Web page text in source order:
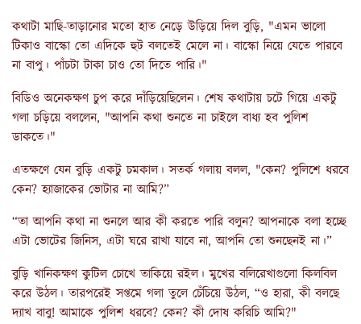
কথাটা মাছি-তাড়ানোর মতো হাত নেড়ে উড়িয়ে দিল বুড়ি, "এমন ভালো
টিকাও বাস্কো তো এদিকে হুট বলতেই মেলে না। বাস্কো নিয়ে যেতে পারবে
না বাপু। পাঁচটা টাকা চাও তো দিতে পারি।"
বিডিও অনেকক্ষণ চুপ করে দাঁড়িয়েছিলেন। শেষ কথাটায় চটে গিয়ে একটু
গলা চড়িয়ে বললেন, "আপনি কথা শুনতে না চাইলে বাধ্য হব পুলিশ
ডাকতে।"
এতক্ষণে যেন বুড়ি একটু চমকাল। সতর্ক গলায় বলল, "কেন? পুলিশে ধরবে
কেন? হ্যাজাকের ভোটার না আমি?”
“তা আপনি কথা না শুনলে আর কী করতে পারি বলুন? আপনাকে বলা হচ্ছে
এটা ভোটের জিনিস, এটা ঘরে রাখা যাবে না, আপনি তো শুনছেনই না।”
বুড়ি খানিকক্ষণ কুটিল চোখে তাকিয়ে রইল। মুখের বলিরেখাগুলো কিলবিল
করে উঠল। তারপরেই সপ্তমে গলা তুলে চেঁচিয়ে উঠল, “ও হারা, কী বলছে
দ্যাখ বাবু! আমাকে পুলিশ ধরবে? কেন? কী দোষ করিচি আমি?"